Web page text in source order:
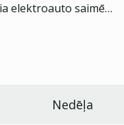
elektroauto saimē
Nedēļa